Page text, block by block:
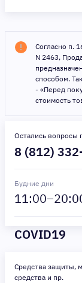
Согласно п.
N 2463,
способом.
- «Перед
стоимость
Остались вопросы
8 (812)
Будние дни
11:00–20
COVID19
Средства защиты,
средства и пр.